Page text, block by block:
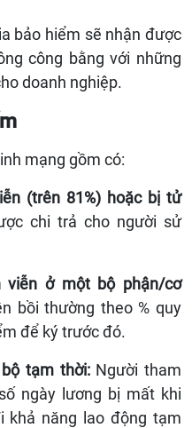
bảo hiểm sẽ nhận được
công bằng với những
doanh nghiệp.
mạng gồm có:
(trên 81%) hoặc bị tử
chi trả cho người sử
ở một bộ phận/cơ
bồi thường theo % quy
để ký trước đó.
tạm thời:Người tham
ngày lương bị mất khi
khả năng lao động tạm